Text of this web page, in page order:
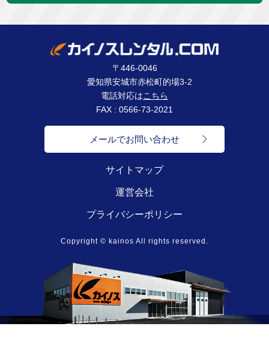
〒446-0046
愛知県安城市赤松町的場3-2
電話対応はこちら
FAX : 0566-73-2021
メールでお問い合わせ
サイトマップ
運営会社
プライバシーポリシー
Copyright © kainos All rights reserved.